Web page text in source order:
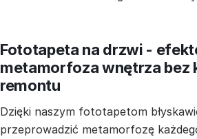
Fototapeta na drzwi -
metamorfoza wnętrza bez
remontu
Dzięki naszym fototapetom
przeprowadzić metamorfozę